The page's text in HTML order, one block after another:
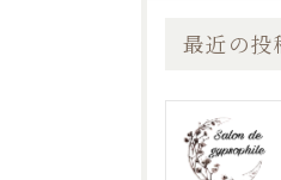
最近の投